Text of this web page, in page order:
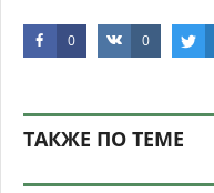
0 0
ТАКЖЕ ПО ТЕМЕ